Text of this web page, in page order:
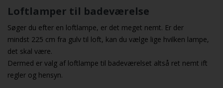
Loftlamper til badeværelse
Søger du efter en loftlampe, er det meget nemt. Er der
mindst 225 cm fra gulv til loft, kan du vælge lige hvilken lampe,
det skal være.
Dermed er valg af loftlampe til badeværelset altså ret nemt ift
regler og hensyn.